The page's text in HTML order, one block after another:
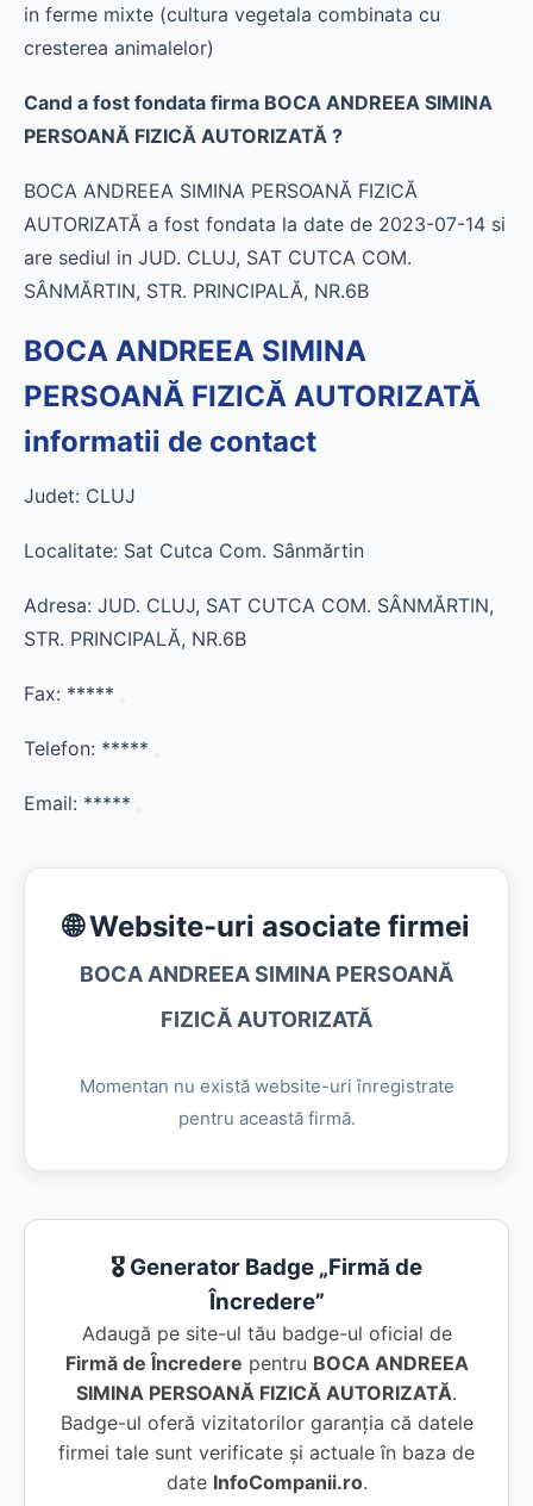
in ferme mixte (cultura vegetala combinata cu
cresterea animalelor)
Cand a fost fondata firma BOCA ANDREEA SIMINA
PERSOANĂ FIZICĂ AUTORIZATĂ ?
BOCA ANDREEA SIMINA PERSOANĂ FIZICĂ
AUTORIZATĂ a fost fondata la date de 2023-07-14 si
are sediul in JUD. CLUJ, SAT CUTCA COM.
SÂNMĂRTIN, STR. PRINCIPALĂ, NR.6B
BOCA ANDREEA SIMINA
PERSOANĂ FIZICĂ AUTORIZATĂ
informatii de contact
Judet: CLUJ
Localitate: Sat Cutca Com. Sânmărtin
Adresa: JUD. CLUJ, SAT CUTCA COM. SÂNMĂRTIN,
STR. PRINCIPALĂ, NR.6B
Fax: *****
Telefon: *****
Email: *****
🌐 Website-uri asociate firmei
BOCA ANDREEA SIMINA PERSOANĂ
FIZICĂ AUTORIZATĂ
Momentan nu există website-uri înregistrate
pentru această firmă.
🎖️ Generator Badge „Firmă de
Încredere”
Adaugă pe site-ul tău badge-ul oficial de
Firmă de Încredere pentru BOCA ANDREEA
SIMINA PERSOANĂ FIZICĂ AUTORIZATĂ.
Badge-ul oferă vizitatorilor garanția că datele
firmei tale sunt verificate și actuale în baza de
date InfoCompanii.ro.